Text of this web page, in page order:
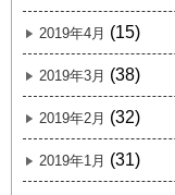
2019年4月 (15)
2019年3月 (38)
2019年2月 (32)
2019年1月 (31)